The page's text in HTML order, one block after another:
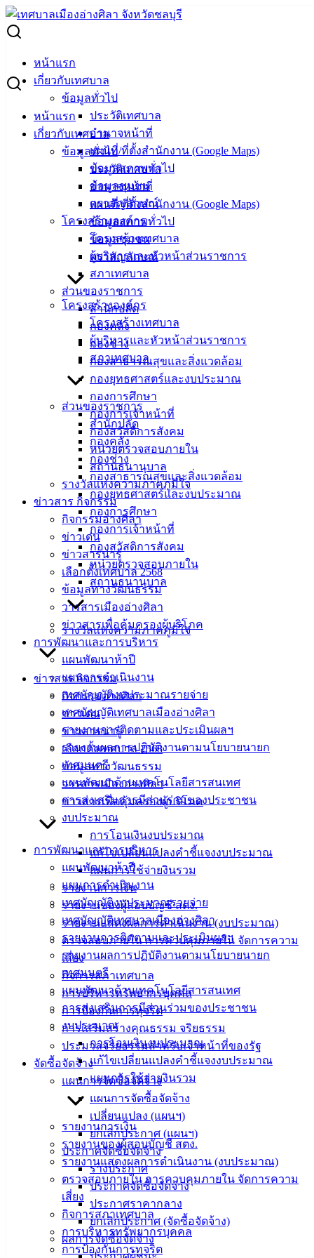
Skip
to
content
หน้าแรก
เกี่ยวกับเทศบาล
ข้อมูลทั่วไป
ประวัติเทศบาล
อำนาจหน้าที่
แผนที่/ที่ตั้งสำนักงาน (Google Maps)
ข้อมูลสภาพทั่วไป
ข้อมูลชุมชน
ตราสัญลักษณ์
โครงสร้างองค์กร
โครงสร้างเทศบาล
ผู้บริหารและหัวหน้าส่วนราชการ
สภาเทศบาล
ส่วนของราชการ
สำนักปลัด
กองคลัง
กองช่าง
กองสาธารณสุขและสิ่งแวดล้อม
กองยุทธศาสตร์และงบประมาณ
กองการศึกษา
กองการเจ้าหน้าที่
กองสวัสดิการสังคม
หน่วยตรวจสอบภายใน
สถานธนานุบาล
รางวัลแห่งความภาคภูมิใจ
ข่าวสาร กิจกรรม
กิจกรรมอ่างศิลา
ข่าวเด่น
ข่าวสารน่ารู้
เลือกตั้งเทศบาล 2568
ข้อมูลทางวัฒนธรรม
วารสารเมืองอ่างศิลา
ข่าวสารเพื่อคุ้มครองผู้บริโภค
การพัฒนาและการบริหาร
แผนพัฒนาห้าปี
แผนการดำเนินงาน
เทศบัญญัติงบประมาณรายจ่าย
เทศบัญญัติเทศบาลเมืองอ่างศิลา
รายงานการติดตามและประเมินผลฯ
รายงานผลการปฏิบัติงานตามนโยบายนายก
เทศมนตรี
แผนพัฒนาด้านเทคโนโลยีสารสนเทศ
การส่งเสริมการมีส่วนร่วมของประชาชน
งบประมาณ
การโอนเงินงบประมาณ
แก้ไขเปลี่ยนแปลงคำชี้แจงงบประมาณ
แผนการใช้จ่ายงินรวม
รายงานการเงิน
รายงานของผู้สอบบัญชี สตง.
รายงานแสดงผลการดำเนินงาน (งบประมาณ)
ตรวจสอบภายใน การควบคุมภายใน จัดการความ
เสี่ยง
กิจการสภาเทศบาล
การบริหารทรัพยากรบุคคล
การป้องกันการทุจริต
การเสริมสร้างคุณธรรม จริยธรรม
ประมวลจริยธรรมสำหรับเจ้าหน้าที่ของรัฐ
จัดซื้อจัดจ้าง
แผนการจัดซื้อจัดจ้าง
แผนการจัดซื้อจัดจ้าง
เปลี่ยนแปลง (แผนฯ)
ยกเลิกประกาศ (แผนฯ)
ประกาศจัดซื้อจัดจ้าง
ร่างประกาศ
ประกาศจัดซื้อจัดจ้าง
ประกาศราคากลาง
ยกเลิกประกาศ (จัดซื้อจัดจ้าง)
ผลการจัดซื้อจัดจ้าง
หน้าแรก
เกี่ยวกับเทศบาล
ข้อมูลทั่วไป
ประวัติเทศบาล
อำนาจหน้าที่
แผนที่/ที่ตั้งสำนักงาน (Google Maps)
ข้อมูลสภาพทั่วไป
ข้อมูลชุมชน
ตราสัญลักษณ์
โครงสร้างองค์กร
โครงสร้างเทศบาล
ผู้บริหารและหัวหน้าส่วนราชการ
สภาเทศบาล
ส่วนของราชการ
สำนักปลัด
กองคลัง
กองช่าง
กองสาธารณสุขและสิ่งแวดล้อม
กองยุทธศาสตร์และงบประมาณ
กองการศึกษา
กองการเจ้าหน้าที่
กองสวัสดิการสังคม
หน่วยตรวจสอบภายใน
สถานธนานุบาล
รางวัลแห่งความภาคภูมิใจ
ข่าวสาร กิจกรรม
กิจกรรมอ่างศิลา
ข่าวเด่น
ข่าวสารน่ารู้
เลือกตั้งเทศบาล 2568
ข้อมูลทางวัฒนธรรม
วารสารเมืองอ่างศิลา
ข่าวสารเพื่อคุ้มครองผู้บริโภค
การพัฒนาและการบริหาร
แผนพัฒนาห้าปี
แผนการดำเนินงาน
เทศบัญญัติงบประมาณรายจ่าย
เทศบัญญัติเทศบาลเมืองอ่างศิลา
รายงานการติดตามและประเมินผลฯ
รายงานผลการปฏิบัติงานตามนโยบายนายก
เทศมนตรี
แผนพัฒนาด้านเทคโนโลยีสารสนเทศ
การส่งเสริมการมีส่วนร่วมของประชาชน
งบประมาณ
การโอนเงินงบประมาณ
แก้ไขเปลี่ยนแปลงคำชี้แจงงบประมาณ
แผนการใช้จ่ายงินรวม
รายงานการเงิน
รายงานของผู้สอบบัญชี สตง.
รายงานแสดงผลการดำเนินงาน (งบประมาณ)
ตรวจสอบภายใน การควบคุมภายใน จัดการความ
เสี่ยง
กิจการสภาเทศบาล
การบริหารทรัพยากรบุคคล
การป้องกันการทุจริต
Search
ประกาศผู้ชนะการเสนอราคา ซื้อกระจกโค้งนูนส่องทาง จำนวน
100 ตัว โดยวิธีเฉพาะเจาะจง
ประกาศผู้ชนะการเสนอราคา ซื้อกระจก
โค้งนูนส่องทาง จำนวน 100 ตัว โดยวิธี
เฉพาะเจาะจง
พฤศจิกายน 18, 2022พฤศจิกายน 23, 2022
vichakarn
จัดซื้อจัดจ้าง,ประกาศผู้ชนะ
ประกาศผู้ชนะ ซื้อกระจกโค้ง ดาวน์โหลด
เมืองอ่าง
เทศบาลเมือง
อ.เมือง จ.ชลบุรี
ติดต่อ :
038-
142-100-104
บริการ
ประชาชน
ดาวน์โหลด
แบบ
ฟอร์ม,
เอกสาร
คู่มือ
สำหรับ
ประชาชน/
คู่มือการ
ปฏิบัติ
งาน
ข่าวสาร
น่ารู้
ศุนย์
ข่าวสาร
อิเล็กทรอนิกส์
องค์
ความรู้
(Knowledge
Management)
เทศบาล
สายตรง
นายก
ประวัติ
เทศบาล
ผู้บริหาร
ส่วน
เทศบาล
สงวนลิขสิทธิ์ © 2563 เทศบาลเมืองอ่างศิลา จังหวัดชลบุรี |
angsilacity.go.th | Powered byBuuscript